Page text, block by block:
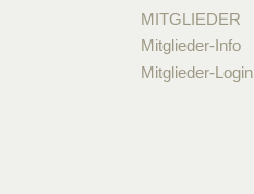
MITGLIEDER
Mitglieder-Info
Mitglieder-Login